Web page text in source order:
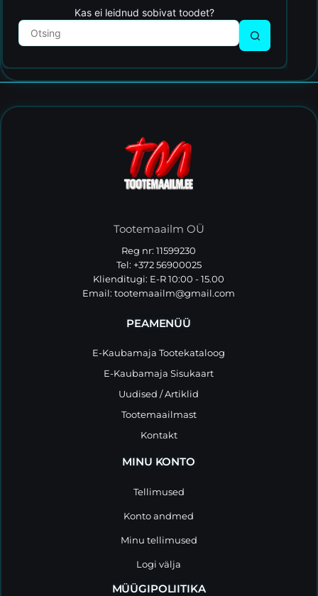
Kas ei leidnud sobivat toodet?
Tootemaailm OÜ
Reg nr: 11599230
Tel: +372 56900025
Klienditugi: E-R 10:00 - 15.00
Email:tootemaailm@gmail.com
PEAMENÜÜ
E-Kaubamaja Tootekataloog
E-Kaubamaja Sisukaart
Uudised / Artiklid
Tootemaailmast
Kontakt
MINU KONTO
Tellimused
Konto andmed
Minu tellimused
Logi välja
MÜÜGIPOLIITIKA